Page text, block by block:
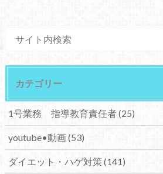
カテゴリー
1号業務 指導教育責任者(25)
youtube•動画(53)
ダイエット・ハゲ対策(141)